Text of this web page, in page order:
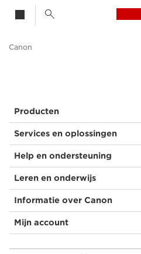
Canon
Producten
Services en oplossingen
Help en ondersteuning
Leren en onderwijs
Informatie over Canon
Mijn account